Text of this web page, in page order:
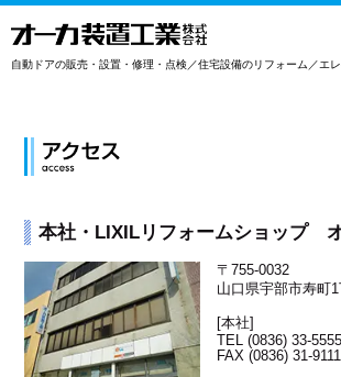
自動ドアの販売・設置・修理・点検／住宅設備のリフォーム／エ
本社・LIXILリフォームショップ
〒755-0032
山口県宇部市寿町
[本社]
TEL (0836) 33-5555
FAX (0836) 31-9111